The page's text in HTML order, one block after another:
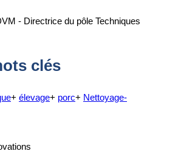
- Directrice du pôle Techniques
clés
+ élevage+ porc+ Nettoyage-